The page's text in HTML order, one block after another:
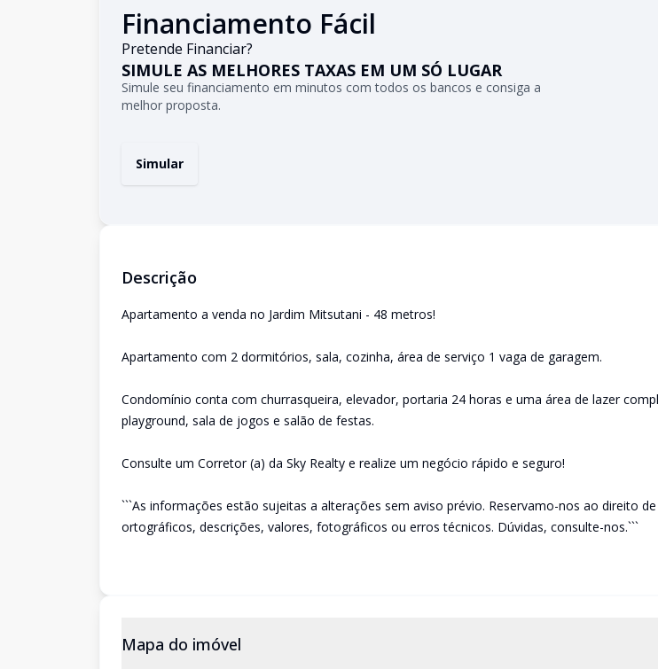
Financiamento Fácil
Pretende Financiar?
SIMULE AS MELHORES TAXAS EM UM SÓ LUGAR
Simule seu financiamento em minutos com todos os bancos e consiga a
melhor proposta.
Simular
Descrição
Apartamento a venda no Jardim Mitsutani - 48 metros!
Apartamento com 2 dormitórios, sala, cozinha, área de serviço 1 vaga de garagem.
Condomínio conta com churrasqueira, elevador, portaria 24 horas e uma área de lazer
playground, sala de jogos e salão de festas.
Consulte um Corretor (a) da Sky Realty e realize um negócio rápido e seguro!
```As informações estão sujeitas a alterações sem aviso prévio. Reservamo-nos ao direito
ortográficos, descrições, valores, fotográficos ou erros técnicos. Dúvidas, consulte-nos.```
Mapa do imóvel